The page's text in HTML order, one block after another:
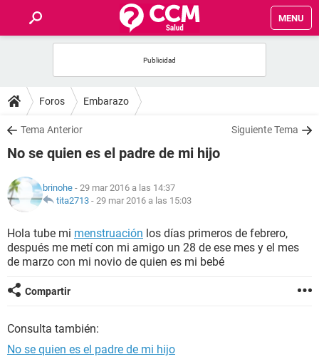
MENU
FOROS
SALUD
NUTRICIÓN
BIENESTAR
Foros Embarazo
Tema Anterior Siguiente Tema
No se quien es el padre de mi hijo
brinohe - 29 mar 2016 a las 14:37
tita2713 - 29 mar 2016 a las 15:03
Hola tube mi menstruación los días primeros de febrero,
después me metí con mi amigo un 28 de ese mes y el mes
de marzo con mi novio de quien es mi bebé
Compartir
Consulta también:
No se quien es el padre de mi hijo